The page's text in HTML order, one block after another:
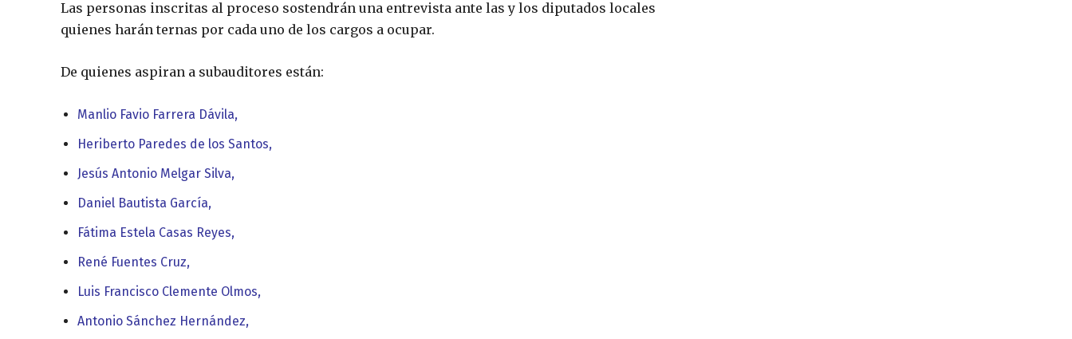
Las personas inscritas al proceso sostendrán una entrevista ante las y los diputados locales
quienes harán ternas por cada uno de los cargos a ocupar.
De quienes aspiran a subauditores están:
Manlio Favio Farrera Dávila,
Heriberto Paredes de los Santos,
Jesús Antonio Melgar Silva,
Daniel Bautista García,
Fátima Estela Casas Reyes,
René Fuentes Cruz,
Luis Francisco Clemente Olmos,
Antonio Sánchez Hernández,